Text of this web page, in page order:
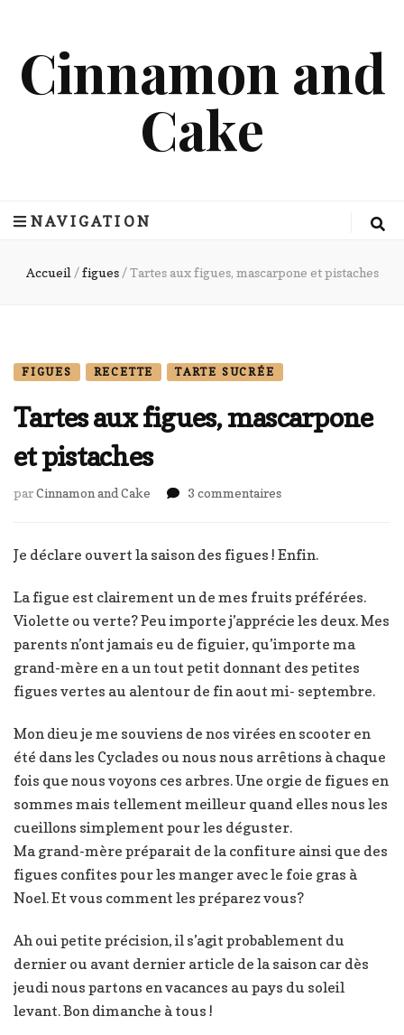
Cinnamon and
Cake
NAVIGATION
Accueil / figues / Tartes aux figues, mascarpone et pistaches
FIGUES RECETTE TARTE SUCRÉE
Tartes aux figues, mascarpone
et pistaches
parCinnamon and Cake 3 commentairessur
figues,
pistaches
Je déclare ouvert la saison des figues ! Enfin.
La figue est clairement un de mes fruits préférées.
Violette ou verte? Peu importe j’apprécie les deux. Mes
parents n’ont jamais eu de figuier, qu’importe ma
grand-mère en a un tout petit donnant des petites
figues vertes au alentour de fin aout mi- septembre.
Mon dieu je me souviens de nos virées en scooter en
été dans les Cyclades ou nous nous arrêtions à chaque
fois que nous voyons ces arbres. Une orgie de figues en
sommes mais tellement meilleur quand elles nous les
cueillons simplement pour les déguster.
Ma grand-mère préparait de la confiture ainsi que des
figues confites pour les manger avec le foie gras à
Noel. Et vous comment les préparez vous?
Ah oui petite précision, il s’agit probablement du
dernier ou avant dernier article de la saison car dès
jeudi nous partons en vacances au pays du soleil
levant. Bon dimanche à tous !